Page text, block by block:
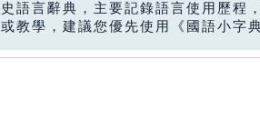
語言辭典，主要記錄語言使用歷程
教學，建議您優先使用《國語小字